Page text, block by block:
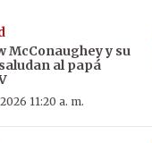
McConaughey y su
al papá
11:20 a. m.